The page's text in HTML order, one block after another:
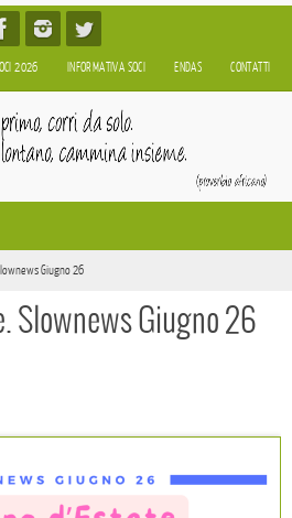
2026 INFORMATIVA SOCI ENDAS CONTATTI
Giugno 26
Slownews Giugno 26